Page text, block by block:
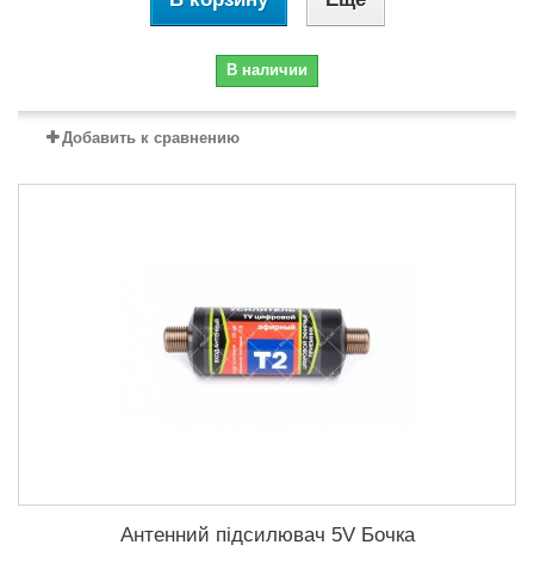
В наличии
Добавить к сравнению
Антенний підсилювач 5V Бочка